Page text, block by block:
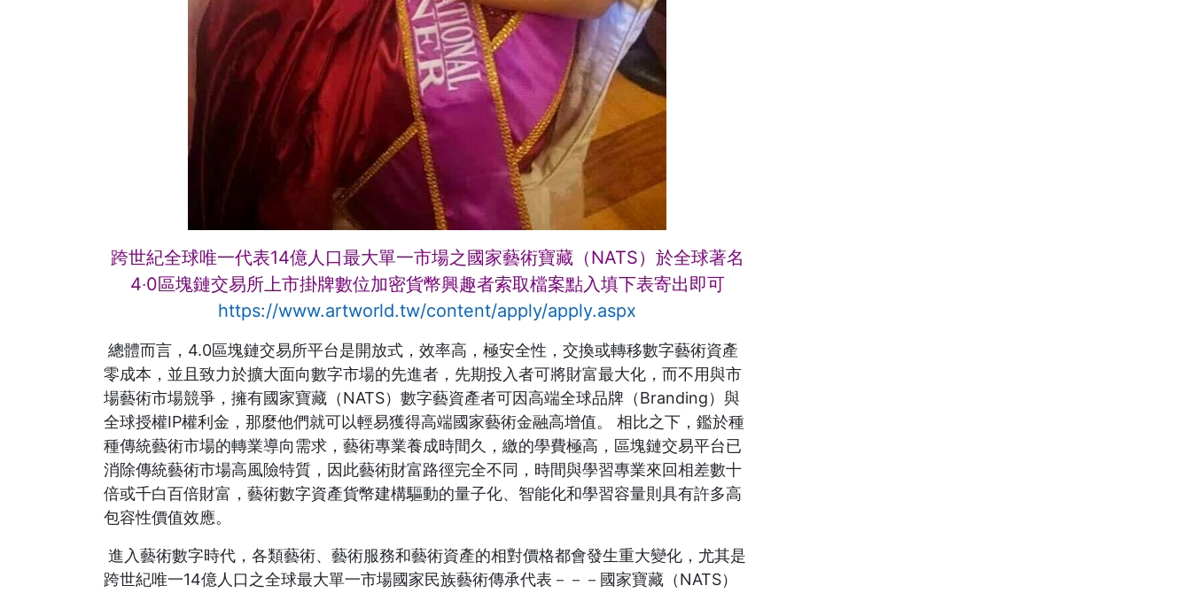
跨世紀全球唯一代表14億人口最大單一市場之國家藝術寶藏（NATS）於全球著名
4‧0區塊鏈交易所上市掛牌數位加密貨幣興趣者索取檔案點入填下表寄出即可
https://www.artworld.tw/content/apply/apply.aspx
總體而言，4.0區塊鏈交易所平台是開放式，效率高，極安全性，交換或轉移數字藝術資產
零成本，並且致力於擴大面向數字市場的先進者，先期投入者可將財富最大化，而不用與市
場藝術市場競爭，擁有國家寶藏（NATS）數字藝資產者可因高端全球品牌（Branding）與
全球授權IP權利金，那麼他們就可以輕易獲得高端國家藝術金融高增值。 相比之下，鑑於種
種傳統藝術市場的轉業導向需求，藝術專業養成時間久，繳的學費極高，區塊鏈交易平台已
消除傳統藝術市場高風險特質，因此藝術財富路徑完全不同，時間與學習專業來回相差數十
倍或千白百倍財富，藝術數字資產貨幣建構驅動的量子化、智能化和學習容量則具有許多高
包容性價值效應。
進入藝術數字時代，各類藝術、藝術服務和藝術資產的相對價格都會發生重大變化，尤其是
跨世紀唯一14億人口之全球最大單一市場國家民族藝術傳承代表－－－國家寶藏（NATS）